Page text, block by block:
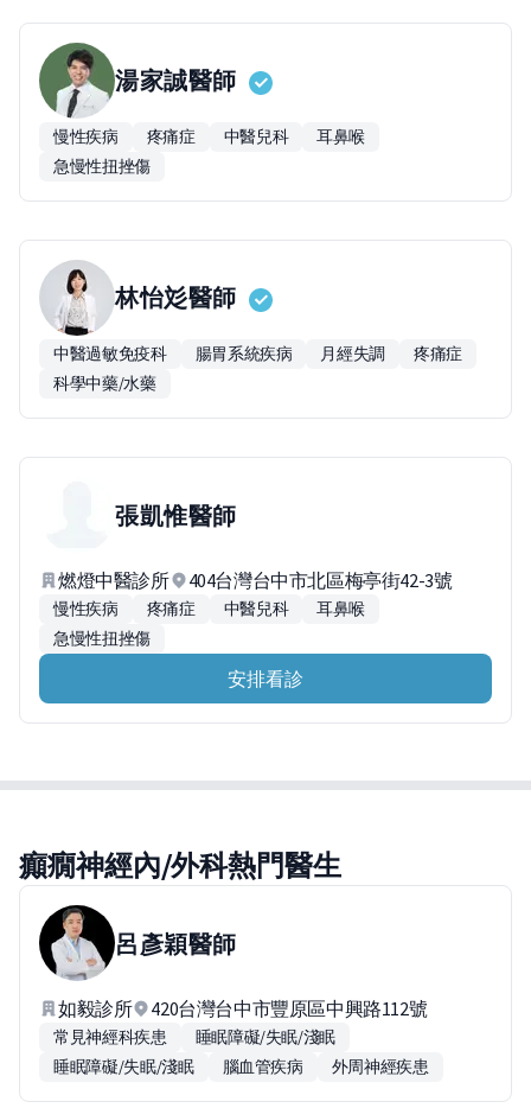
湯家誠醫師
慢性疾病 疼痛症 中醫兒科
耳鼻喉
急慢性扭挫傷
林怡彣醫師
中醫過敏免疫科 腸胃系統疾病 月經失調
疼痛症
科學中藥/水藥
張凱惟醫師
燃燈中醫診所 404台灣台中市北區梅亭街42-3號
慢性疾病 疼痛症 中醫兒科
耳鼻喉
急慢性扭挫傷
安排看診
癲癇神經內/外科熱門醫生
呂彥穎醫師
如毅診所 420台灣台中市豐原區中興路112號
常見神經科疾患
睡眠障礙/失眠/淺眠
睡眠障礙/失眠/淺眠
腦血管疾病 外周神經疾患